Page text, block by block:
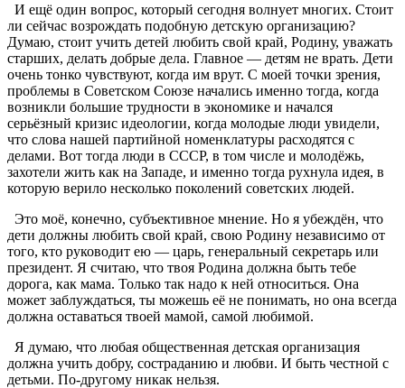
И ещё один вопрос, который сегодня волнует многих. Стоит
ли сейчас возрождать подобную детскую организацию?
Думаю, стоит учить детей любить свой край, Родину, уважать
старших, делать добрые дела. Главное — детям не врать. Дети
очень тонко чувствуют, когда им врут. С моей точки зрения,
проблемы в Советском Союзе начались именно тогда, когда
возникли большие трудности в экономике и начался
серьёзный кризис идеологии, когда молодые люди увидели,
что слова нашей партийной номенклатуры расходятся с
делами. Вот тогда люди в СССР, в том числе и молодёжь,
захотели жить как на Западе, и именно тогда рухнула идея, в
которую верило несколько поколений советских людей.
Это моё, конечно, субъективное мнение. Но я убеждён, что
дети должны любить свой край, свою Родину независимо от
того, кто руководит ею — царь, генеральный секретарь или
президент. Я считаю, что твоя Родина должна быть тебе
дорога, как мама. Только так надо к ней относиться. Она
может заблуждаться, ты можешь её не понимать, но она всегда
должна оставаться твоей мамой, самой любимой.
Я думаю, что любая общественная детская организация
должна учить добру, состраданию и любви. И быть честной с
детьми. По-другому никак нельзя.